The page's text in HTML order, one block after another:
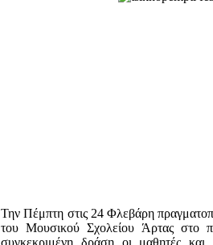
Την Πέμπτη στις 24 Φλεβάρη
του Μουσικού Σχολείου Άρτας στο
συγκεκριμένη δράση οι μαθητές